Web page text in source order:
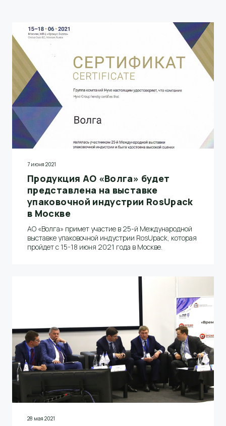
7 июня 2021
Продукция АО «Волга» будет
представлена на выставке
упаковочной индустрии RosUpack
в Москве
АО «Волга» примет участие в 25-й Международной
выставке упаковочной индустрии RosUpack, которая
пройдет с 15-18 июня 2021 года в Москве.
28 мая 2021